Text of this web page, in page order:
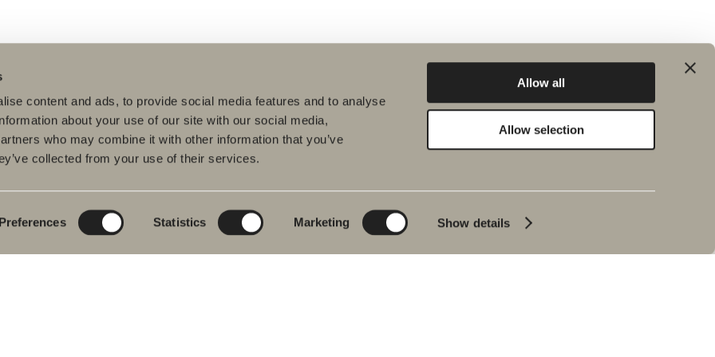
content and ads, to provide social media features and to analyse
about your use of our site with our social media,
who may combine it with other information that you’ve
collected from your use of their services.
Preferences Statistics Marketing Show details
Allow all
Allow selection
og
Serier
Poem Soft
Nyheder til
badeværelset
Vores møbelserier
Granitkeramik
Tegnerprogram
Dit digitale
Blueprint
Skab badeværelset
Planet
Product
People
Badeværelset
Blyantssort
Hjemme hos vores